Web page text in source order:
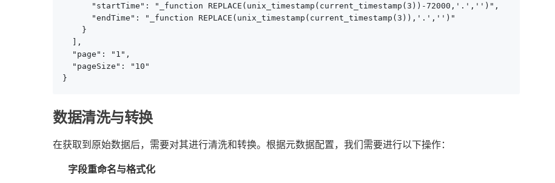
      "startTime": "_function REPLACE(unix_timestamp(current_timestamp(3))-72000,'.','')",
      "endTime": "_function REPLACE(unix_timestamp(current_timestamp(3)),'.','')"
    }
  ],
  "page": "1",
  "pageSize": "10"
}
数据清洗与转换
在获取到原始数据后，需要对其进行清洗和转换。根据元数据配置，我们需要进行以下操作：
字段重命名与格式化